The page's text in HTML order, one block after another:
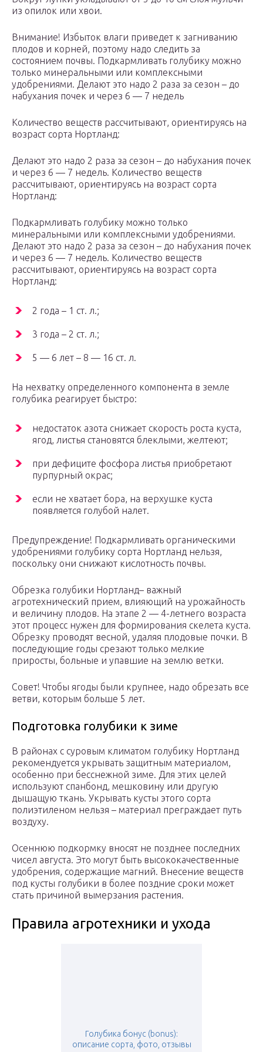
из опилок или хвои.
Внимание! Избыток влаги приведет к загниванию
плодов и корней, поэтому надо следить за
состоянием почвы. Подкармливать голубику можно
только минеральными или комплексными
удобрениями. Делают это надо 2 раза за сезон – до
набухания почек и через 6 — 7 недель
Количество веществ рассчитывают, ориентируясь на
возраст сорта Нортланд:
Делают это надо 2 раза за сезон – до набухания почек
и через 6 — 7 недель. Количество веществ
рассчитывают, ориентируясь на возраст сорта
Нортланд:
Подкармливать голубику можно только
минеральными или комплексными удобрениями.
Делают это надо 2 раза за сезон – до набухания почек
и через 6 — 7 недель. Количество веществ
рассчитывают, ориентируясь на возраст сорта
Нортланд:
2 года – 1 ст. л.;
3 года – 2 ст. л.;
5 — 6 лет – 8 — 16 ст. л.
На нехватку определенного компонента в земле
голубика реагирует быстро:
недостаток азота снижает скорость роста куста,
ягод, листья становятся блеклыми, желтеют;
при дефиците фосфора листья приобретают
пурпурный окрас;
если не хватает бора, на верхушке куста
появляется голубой налет.
Предупреждение! Подкармливать органическими
удобрениями голубику сорта Нортланд нельзя,
поскольку они снижают кислотность почвы.
Обрезка голубики Нортланд– важный
агротехнический прием, влияющий на урожайность
и величину плодов. На этапе 2 — 4-летнего возраста
этот процесс нужен для формирования скелета куста.
Обрезку проводят весной, удаляя плодовые почки. В
последующие годы срезают только мелкие
приросты, больные и упавшие на землю ветки.
Совет! Чтобы ягоды были крупнее, надо обрезать все
ветви, которым больше 5 лет.
Подготовка голубики к зиме
В районах с суровым климатом голубику Нортланд
рекомендуется укрывать защитным материалом,
особенно при бесснежной зиме. Для этих целей
используют спанбонд, мешковину или другую
дышащую ткань. Укрывать кусты этого сорта
полиэтиленом нельзя – материал преграждает путь
воздуху.
Осеннюю подкормку вносят не позднее последних
чисел августа. Это могут быть высококачественные
удобрения, содержащие магний. Внесение веществ
под кусты голубики в более поздние сроки может
стать причиной вымерзания растения.
Правила агротехники и ухода
Голубика бонус (bonus):
описание сорта, фото, отзывы